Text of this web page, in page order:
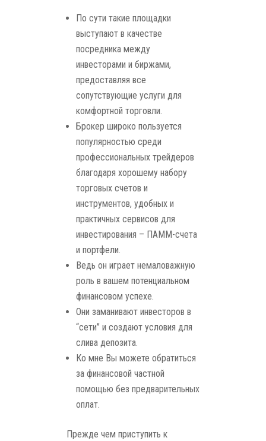
По сути такие площадки
выступают в качестве
посредника между
инвесторами и биржами,
предоставляя все
сопутствующие услуги для
комфортной торговли.
Брокер широко пользуется
популярностью среди
профессиональных трейдеров
благодаря хорошему набору
торговых счетов и
инструментов, удобных и
практичных сервисов для
инвестирования – ПАММ-счета
и портфели.
Ведь он играет немаловажную
роль в вашем потенциальном
финансовом успехе.
Они заманивают инвесторов в
“сети” и создают условия для
слива депозита.
Ко мне Вы можете обратиться
за финансовой частной
помощью без предварительных
оплат.
Прежде чем приступить к